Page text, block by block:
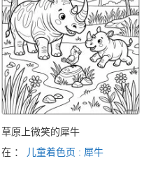
草原上微笑的犀牛
在 ：
儿童着色页 : 犀牛